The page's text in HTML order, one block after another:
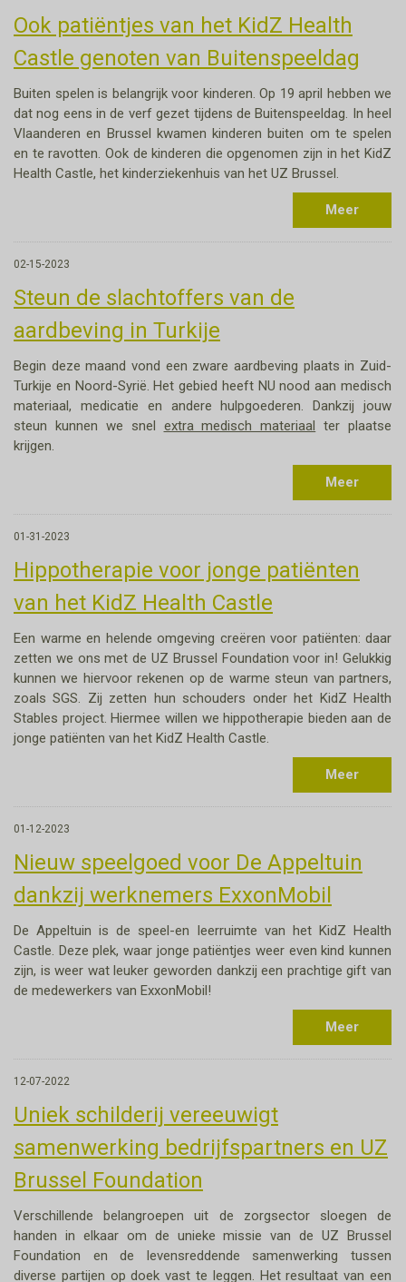
Ook patiëntjes van het KidZ Health
Castle genoten van Buitenspeeldag
Buiten spelen is belangrijk voor kinderen. Op 19 april hebben we
dat nog eens in de verf gezet tijdens de Buitenspeeldag. In heel
Vlaanderen en Brussel kwamen kinderen buiten om te spelen
en te ravotten. Ook de kinderen die opgenomen zijn in het KidZ
Health Castle, het kinderziekenhuis van het UZ Brussel.
Meer
02-15-2023
Steun de slachtoffers van de
aardbeving in Turkije
Begin deze maand vond een zware aardbeving plaats in Zuid-
Turkije en Noord-Syrië. Het gebied heeft NU nood aan medisch
materiaal, medicatie en andere hulpgoederen. Dankzij jouw
steun kunnen we snel extra medisch materiaal ter plaatse
krijgen.
Meer
01-31-2023
Hippotherapie voor jonge patiënten
van het KidZ Health Castle
Een warme en helende omgeving creëren voor patiënten: daar
zetten we ons met de UZ Brussel Foundation voor in! Gelukkig
kunnen we hiervoor rekenen op de warme steun van partners,
zoals SGS. Zij zetten hun schouders onder het KidZ Health
Stables project. Hiermee willen we hippotherapie bieden aan de
jonge patiënten van het KidZ Health Castle.
Meer
01-12-2023
Nieuw speelgoed voor De Appeltuin
dankzij werknemers ExxonMobil
De Appeltuin is de speel-en leerruimte van het KidZ Health
Castle. Deze plek, waar jonge patiëntjes weer even kind kunnen
zijn, is weer wat leuker geworden dankzij een prachtige gift van
de medewerkers van ExxonMobil!
Meer
12-07-2022
Uniek schilderij vereeuwigt
samenwerking bedrijfspartners en UZ
Brussel Foundation
Verschillende belangroepen uit de zorgsector sloegen de
handen in elkaar om de unieke missie van de UZ Brussel
Foundation en de levensreddende samenwerking tussen
diverse partijen op doek vast te leggen. Het resultaat van een